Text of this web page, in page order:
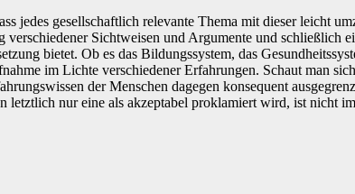
jedes gesellschaftlich relevante Thema mit dieser leicht
Sichtweisen und Argumente und schließlich
bietet. Ob es das Bildungssystem, das
im Lichte verschiedener Erfahrungen. Schaut man
der Menschen dagegen konsequent
nur eine als akzeptabel proklamiert wird, ist nicht